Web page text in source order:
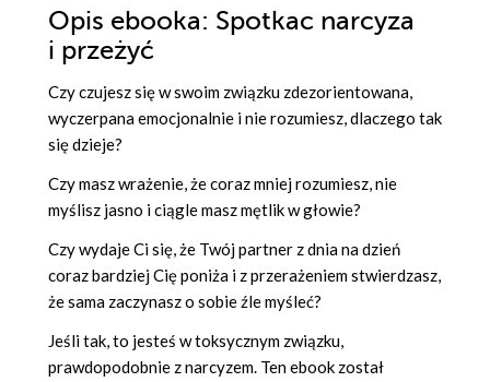
Opis ebooka: Spotkac narcyza
i przeżyć
Czy czujesz się w swoim związku zdezorientowana,
wyczerpana emocjonalnie i nie rozumiesz, dlaczego tak
się dzieje?
Czy masz wrażenie, że coraz mniej rozumiesz, nie
myślisz jasno i ciągle masz mętlik w głowie?
Czy wydaje Ci się, że Twój partner z dnia na dzień
coraz bardziej Cię poniża i z przerażeniem stwierdzasz,
że sama zaczynasz o sobie źle myśleć?
Jeśli tak, to jesteś w toksycznym związku,
prawdopodobnie z narcyzem. Ten ebook został